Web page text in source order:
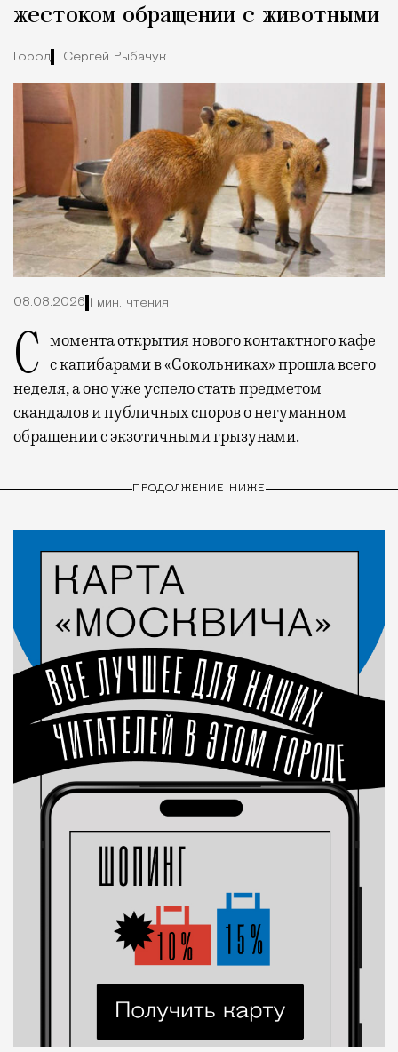
жестоком обращении с животными
Город Сергей Рыбачук
08.08.2026 1 мин. чтения
С момента открытия нового контактного кафе с капибарами в «Сокольниках» прошла всего
неделя, а оно уже успело стать предметом
скандалов и публичных споров о негуманном
обращении с экзотичными грызунами.
ПРОДОЛЖЕНИЕ НИЖЕ